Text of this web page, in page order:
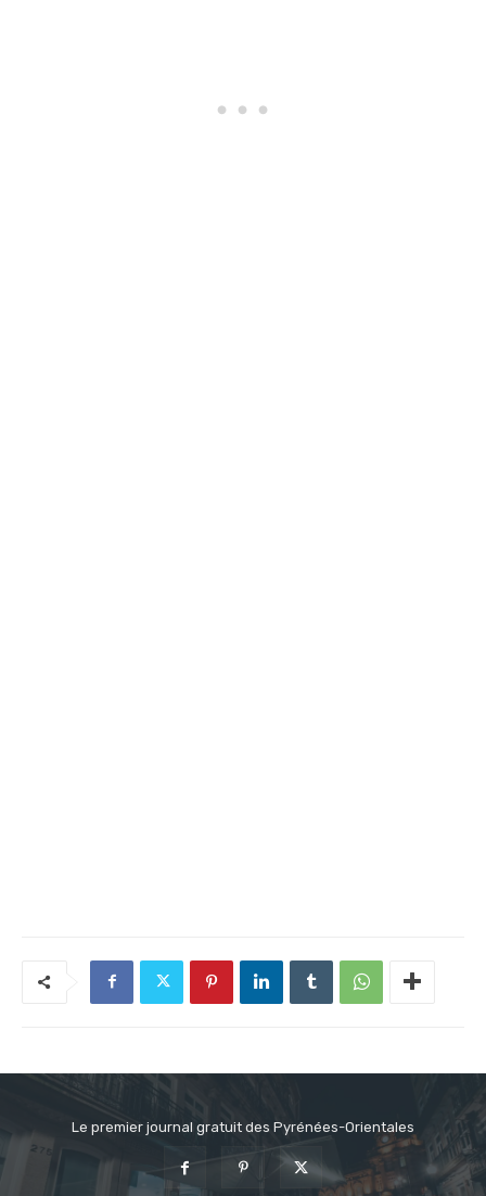
Le premier journal gratuit des Pyrénées-Orientales